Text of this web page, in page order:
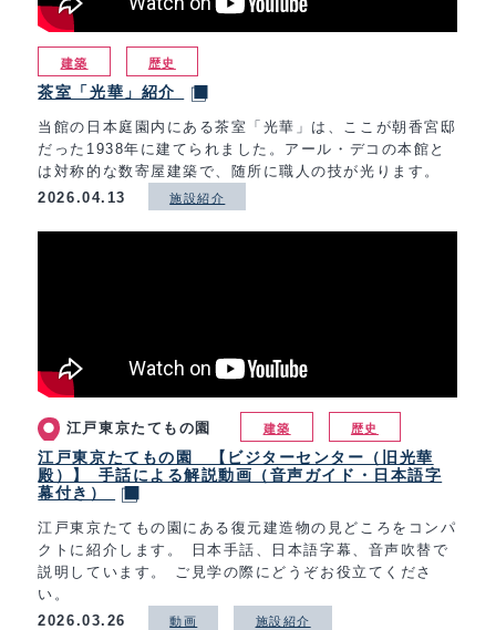
建築 歴史
茶室「光華」紹介
当館の日本庭園内にある茶室「光華」は、ここが朝香宮邸
だった1938年に建てられました。アール・デコの本館と
は対称的な数寄屋建築で、随所に職人の技が光ります。
2026.04.13
施設紹介
江戸東京たてもの園 建築 歴史
江戸東京たてもの園 【ビジターセンター（旧光華
殿）】 手話による解説動画（音声ガイド・日本語字
幕付き）
江戸東京たてもの園にある復元建造物の見どころをコンパ
クトに紹介します。 日本手話、日本語字幕、音声吹替で
説明しています。 ご見学の際にどうぞお役立てくださ
い。
2026.03.26
動画 施設紹介